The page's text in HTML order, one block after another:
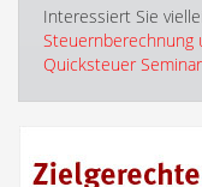
Interessiert Sie
Steuernberechnung
Quicksteuer Seminar